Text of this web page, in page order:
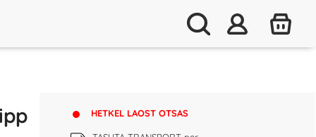
HETKEL LAOST OTSAS